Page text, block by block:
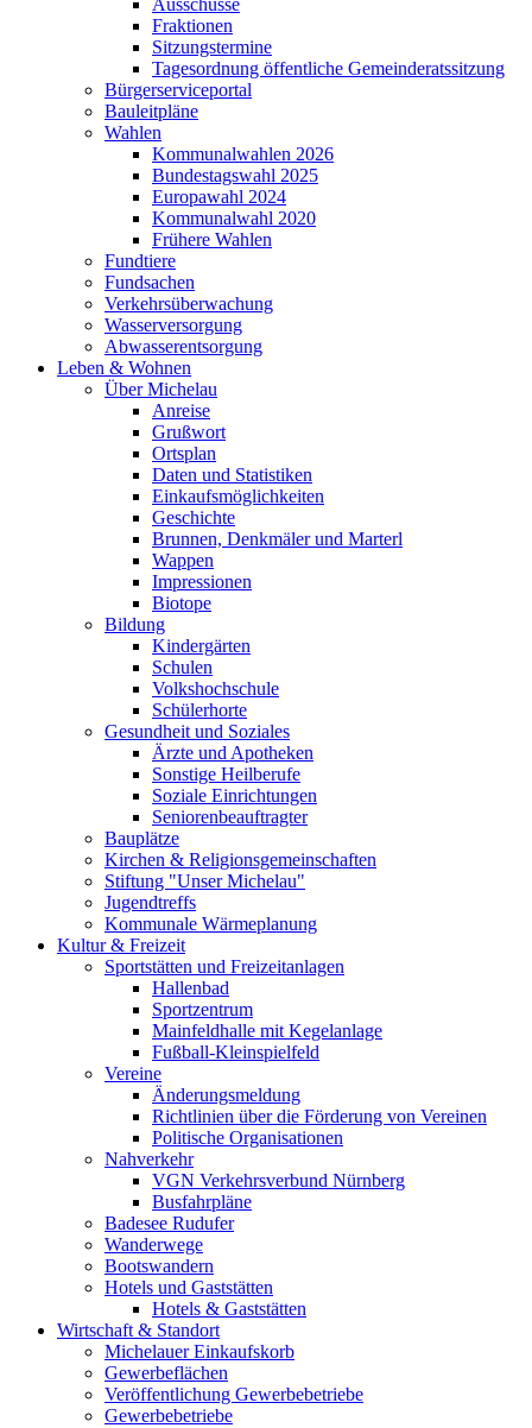
Ausschüsse
Fraktionen
Sitzungstermine
Tagesordnung öffentliche Gemeinderatssitzung
Bürgerserviceportal
Bauleitpläne
Wahlen
Kommunalwahlen 2026
Bundestagswahl 2025
Europawahl 2024
Kommunalwahl 2020
Frühere Wahlen
Fundtiere
Fundsachen
Verkehrsüberwachung
Wasserversorgung
Abwasserentsorgung
Leben & Wohnen
Über Michelau
Anreise
Grußwort
Ortsplan
Daten und Statistiken
Einkaufsmöglichkeiten
Geschichte
Brunnen, Denkmäler und Marterl
Wappen
Impressionen
Biotope
Bildung
Kindergärten
Schulen
Volkshochschule
Schülerhorte
Gesundheit und Soziales
Ärzte und Apotheken
Sonstige Heilberufe
Soziale Einrichtungen
Seniorenbeauftragter
Bauplätze
Kirchen & Religionsgemeinschaften
Stiftung "Unser Michelau"
Jugendtreffs
Kommunale Wärmeplanung
Kultur & Freizeit
Sportstätten und Freizeitanlagen
Hallenbad
Sportzentrum
Mainfeldhalle mit Kegelanlage
Fußball-Kleinspielfeld
Vereine
Änderungsmeldung
Richtlinien über die Förderung von Vereinen
Politische Organisationen
Nahverkehr
VGN Verkehrsverbund Nürnberg
Busfahrpläne
Badesee Rudufer
Wanderwege
Bootswandern
Hotels und Gaststätten
Hotels & Gaststätten
Wirtschaft & Standort
Michelauer Einkaufskorb
Gewerbeflächen
Veröffentlichung Gewerbebetriebe
Gewerbebetriebe